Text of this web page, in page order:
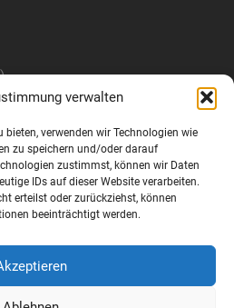
verwalten
verwenden wir Technologien wie
zu speichern und/oder darauf
zustimmst, können wir Daten
IDs auf dieser Website verarbeiten.
erteilst oder zurückziehst, können
beeinträchtigt werden.
(16)